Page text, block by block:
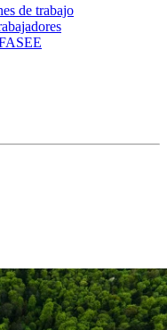
de trabajo